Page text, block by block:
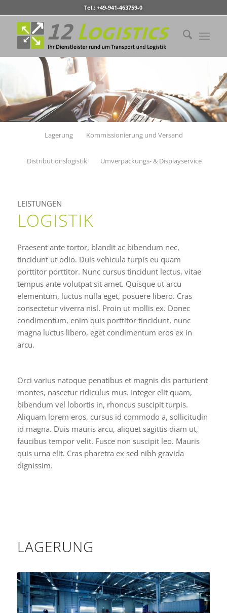
Tel.: +49-941-463759-0
Lagerung Kommissionierung und Versand
Distributionslogistik Umverpackungs- & Displayservice
LEISTUNGEN
LOGISTIK
Praesent ante tortor, blandit ac bibendum nec,
tincidunt ut odio. Duis vehicula turpis eu quam
porttitor porttitor. Nunc cursus tincidunt lectus, vitae
tempus ante volutpat sit amet. Quisque ut arcu
elementum, luctus nulla eget, posuere libero. Cras
consectetur viverra nisl. Proin ut mollis ex. Donec
condimentum, enim quis porttitor tincidunt, nunc
magna luctus libero, eget condimentum eros ex in
arcu.
Orci varius natoque penatibus et magnis dis parturient
montes, nascetur ridiculus mus. Integer elit quam,
bibendum vel lobortis in, rhoncus suscipit turpis.
Aliquam lorem eros, cursus id commodo a, sollicitudin
id magna. Duis mauris arcu, aliquet sagittis diam ut,
faucibus tempor velit. Fusce non suscipit leo. Mauris
quis urna elit. Cras pharetra ex sed nibh gravida
dignissim.
LAGERUNG